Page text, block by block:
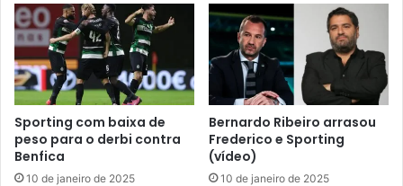
Sporting com baixa de
peso para o derbi contra
Benfica
10 de janeiro de 2025
Bernardo Ribeiro arrasou
Frederico e Sporting
(vídeo)
10 de janeiro de 2025